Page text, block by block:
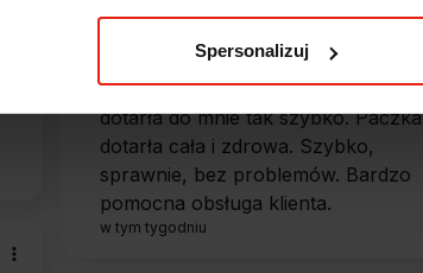
Spersonalizuj
Jestem zaskoczona, że ta paczka
dotarła do mnie tak szybko. Paczka
dotarła cała i zdrowa. Szybko,
sprawnie, bez problemów. Bardzo
pomocna obsługa klienta.
w tym tygodniu